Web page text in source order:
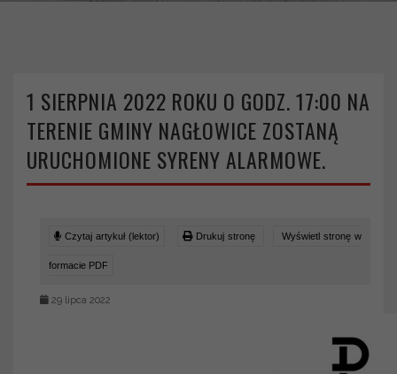
1 SIERPNIA 2022 ROKU O GODZ. 17:00 NA
TERENIE GMINY NAGŁOWICE ZOSTANĄ
URUCHOMIONE SYRENY ALARMOWE.
Czytaj artykuł (lektor) Drukuj stronę Wyświetl stronę w
formacie PDF
29 lipca 2022